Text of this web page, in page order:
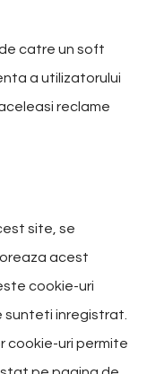
catre un soft
a utilizatorului
reclame
site, se
acest
cookie-uri
sunteti inregistrat.
cookie-uri permite